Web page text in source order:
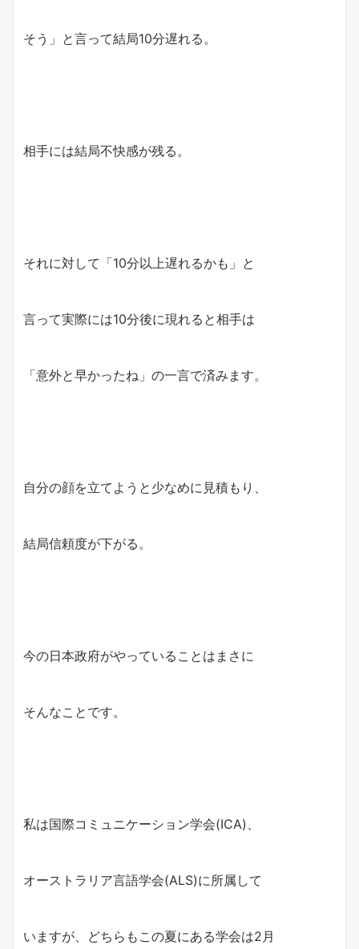
そう」と言って結局10分遅れる。
相手には結局不快感が残る。
それに対して「10分以上遅れるかも」と
言って実際には10分後に現れると相手は
「意外と早かったね」の一言で済みます。
自分の顔を立てようと少なめに見積もり、
結局信頼度が下がる。
今の日本政府がやっていることはまさに
そんなことです。
私は国際コミュニケーション学会(ICA)、
オーストラリア言語学会(ALS)に所属して
いますが、どちらもこの夏にある学会は2月